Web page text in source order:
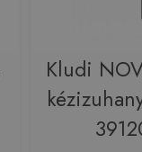
Kludi